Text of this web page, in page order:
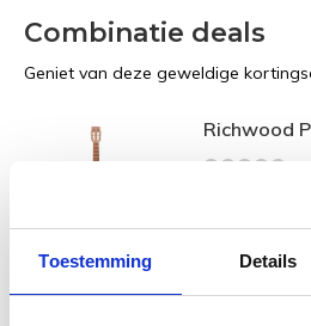
Toestemming Details
Combinatie deals
Geniet van deze geweldige
Richwood